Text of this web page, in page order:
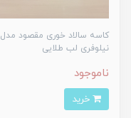
کاسه سالاد خوری مقصود مدل
نیلوفری لب طلایی
ناموجود